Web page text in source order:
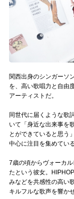
muevoコミュニ
ぶいクラ！by
ぶいコミュ！by
ぶいマガ！ by
Follow us
Official SNS
関西出身のシンガーソ
を、高い歌唱力と自由
アーティストだ。
同世代に届くような歌
いて「身近な出来事を
とができていると思う
中心に注目を集めている
7歳の頃からヴォーカ
たという彼女。
みなどを共感性の高い
キルフルな歌声を響か